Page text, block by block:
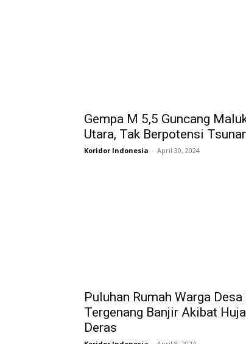
Gempa M 5,5 Guncang
Utara, Tak Berpotensi
Koridor Indonesia - April 30, 2024
Puluhan Rumah Warga Desa
Tergenang Banjir Akibat
Deras